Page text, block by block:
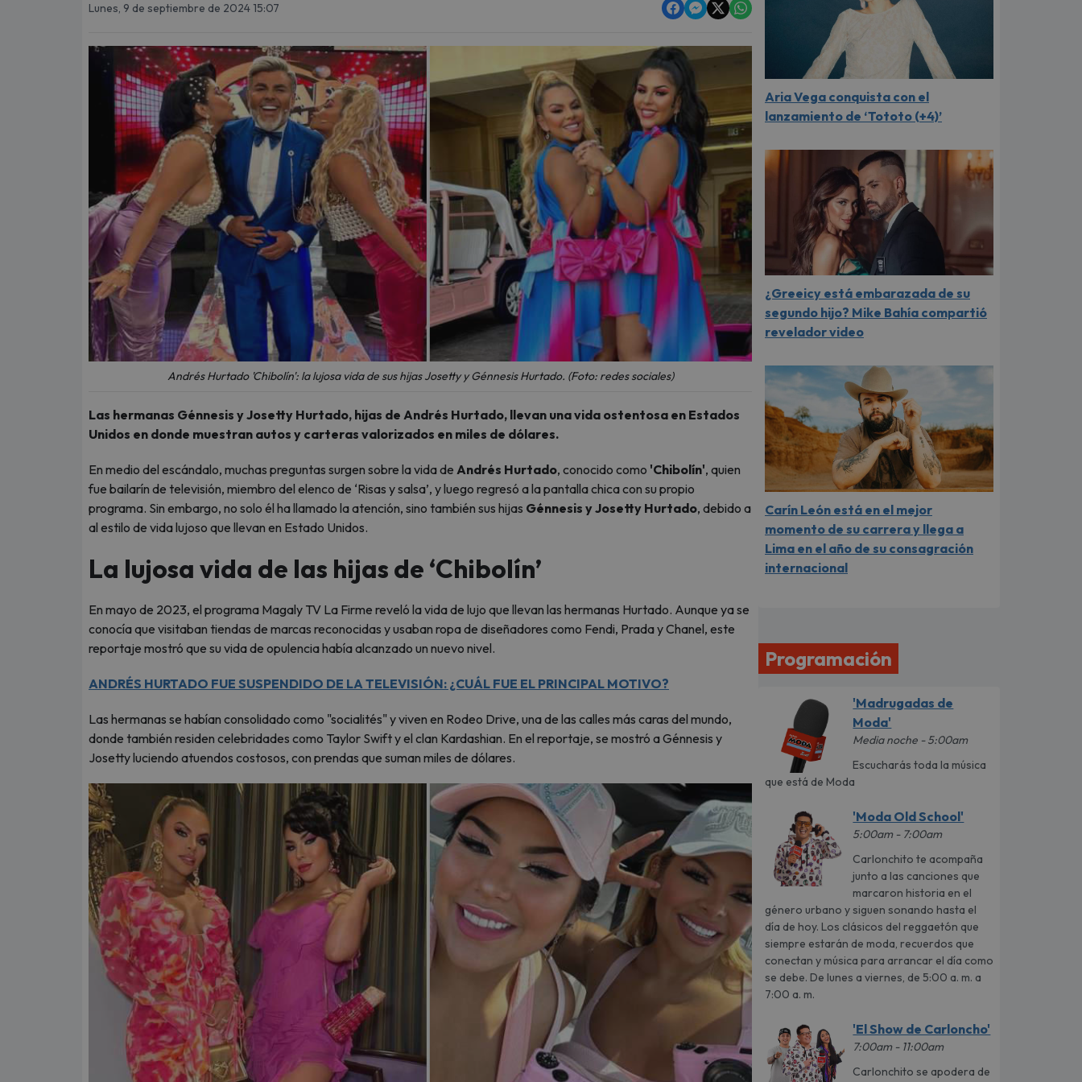
Lunes, 9 de septiembre de 2024 15:07
Andrés Hurtado 'Chibolín': la lujosa vida de sus hijas Josetty y Génnesis Hurtado. (Foto: redes sociales)
Las hermanas Génnesis y Josetty Hurtado, hijas de Andrés Hurtado, llevan una vida ostentosa en Estados
Unidos en donde muestran autos y carteras valorizados en miles de dólares.
En medio del escándalo, muchas preguntas surgen sobre la vida de Andrés Hurtado, conocido como 'Chibolín', quien
fue bailarín de televisión, miembro del elenco de ‘Risas y salsa’, y luego regresó a la pantalla chica con su propio
programa. Sin embargo, no solo él ha llamado la atención, sino también sus hijas Génnesis y Josetty Hurtado, debido a
al estilo de vida lujoso que llevan en Estado Unidos.
La lujosa vida de las hijas de ‘Chibolín’
En mayo de 2023, el programa Magaly TV La Firme reveló la vida de lujo que llevan las hermanas Hurtado. Aunque ya se
conocía que visitaban tiendas de marcas reconocidas y usaban ropa de diseñadores como Fendi, Prada y Chanel, este
reportaje mostró que su vida de opulencia había alcanzado un nuevo nivel.
ANDRÉS HURTADO FUE SUSPENDIDO DE LA TELEVISIÓN: ¿CUÁL FUE EL PRINCIPAL MOTIVO?
Las hermanas se habían consolidado como "socialités" y viven en Rodeo Drive, una de las calles más caras del mundo,
donde también residen celebridades como Taylor Swift y el clan Kardashian. En el reportaje, se mostró a Génnesis y
Josetty luciendo atuendos costosos, con prendas que suman miles de dólares.
Aria Vega conquista con el
lanzamiento de ‘Tototo (+4)’
¿Greeicy está embarazada de su
segundo hijo? Mike Bahía compartió
revelador video
Carín León está en el mejor
momento de su carrera y llega a
Lima en el año de su consagración
internacional
Programación
'Madrugadas de
Moda'
Media noche - 5:00am
Escucharás toda la música
que está de Moda
'Moda Old School'
5:00am - 7:00am
Carlonchito te acompaña
junto a las canciones que
marcaron historia en el
género urbano y siguen sonando hasta el
día de hoy. Los clásicos del reggaetón que
siempre estarán de moda, recuerdos que
conectan y música para arrancar el día como
se debe. De lunes a viernes, de 5:00 a. m. a
7:00 a. m.
'El Show de Carloncho'
7:00am - 11:00am
Carlonchito se apodera de